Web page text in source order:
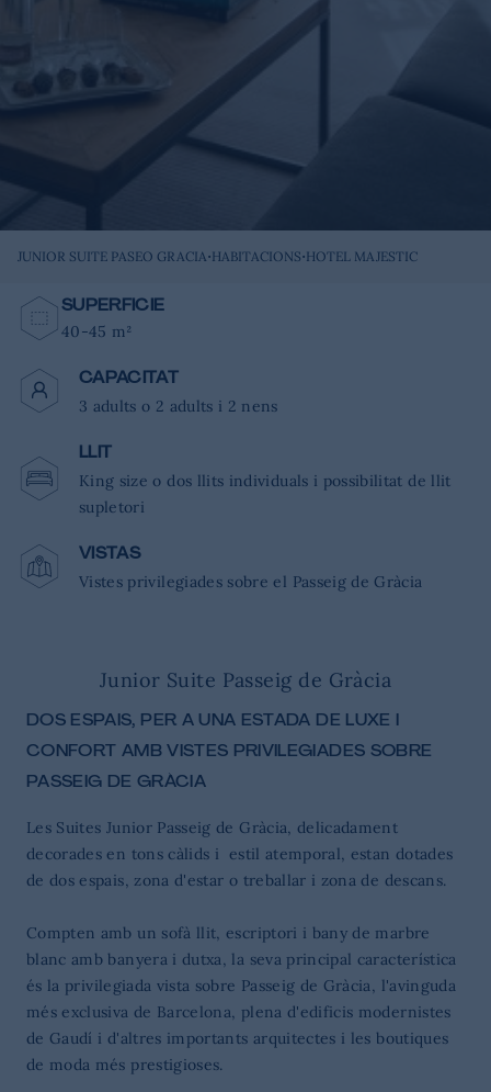
JUNIOR SUITE PASEO GRACIA·HABITACIONS·HOTEL MAJESTIC
SUPERFICIE
40-45 m²
CAPACITAT
3 adults o 2 adults i 2 nens
LLIT
King size o dos llits individuals i possibilitat de llit
supletori
VISTAS
Vistes privilegiades sobre el Passeig de Gràcia
Junior Suite Passeig de Gràcia
DOS ESPAIS, PER A UNA ESTADA DE LUXE I
CONFORT AMB VISTES PRIVILEGIADES SOBRE
PASSEIG DE GRÀCIA
Les Suites Junior Passeig de Gràcia, delicadament
decorades en tons càlids i estil atemporal, estan dotades
de dos espais, zona d'estar o treballar i zona de descans.
Compten amb un sofà llit, escriptori i bany de marbre
blanc amb banyera i dutxa, la seva principal característica
és la privilegiada vista sobre Passeig de Gràcia, l'avinguda
més exclusiva de Barcelona, plena d'edificis modernistes
de Gaudí i d'altres importants arquitectes i les boutiques
de moda més prestigioses.